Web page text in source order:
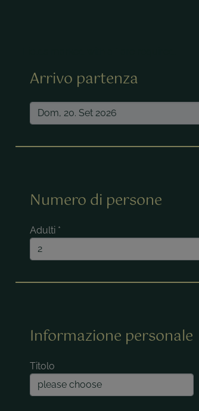
Arrivo partenza
Numero di persone
Adulti *
Informazione personale
Titolo